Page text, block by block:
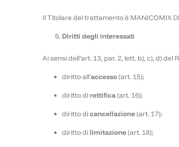
Il Titolare del trattamento è MANICOMIX
Diritti degli interessati
Ai sensi dell’art. 13, par. 2, lett. b), c), d)
diritto all’accesso(art. 15);
diritto direttifica(art. 16);
diritto dicancellazione(art. 17);
diritto dilimitazione(art. 18);